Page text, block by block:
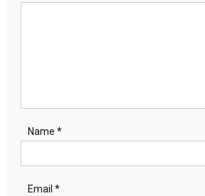
Name *
Email *